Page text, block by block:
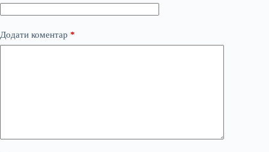
Додати коментар *